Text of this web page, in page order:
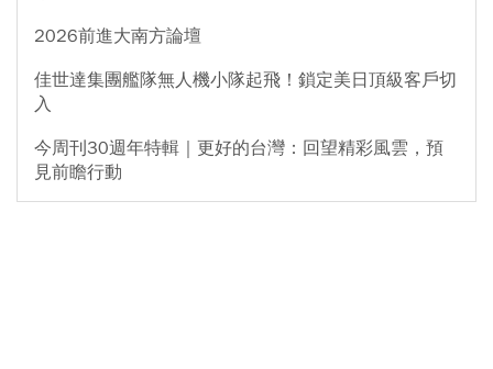
2026前進大南方論壇
佳世達集團艦隊無人機小隊起飛！鎖定美日頂級客戶切
入
今周刊30週年特輯｜更好的台灣：回望精彩風雲，預
見前瞻行動